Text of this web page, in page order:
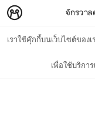
เราใช้คุ๊กกี้บนเว็บไซต์ของ
เพื่อใช้บริกา
จักรวาล